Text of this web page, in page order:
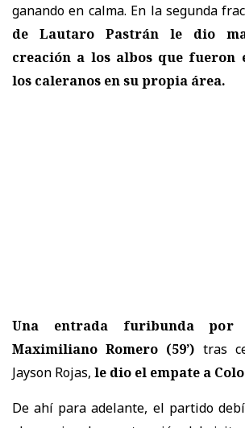
ganando en calma. En la segunda
de Lautaro Pastrán le dio
creación a los albos que fueron
los caleranos en su propia área.
Una entrada furibunda
Maximiliano Romero (59’) tras
Jayson Rojas, le dio el empate a
De ahí para adelante, el partido